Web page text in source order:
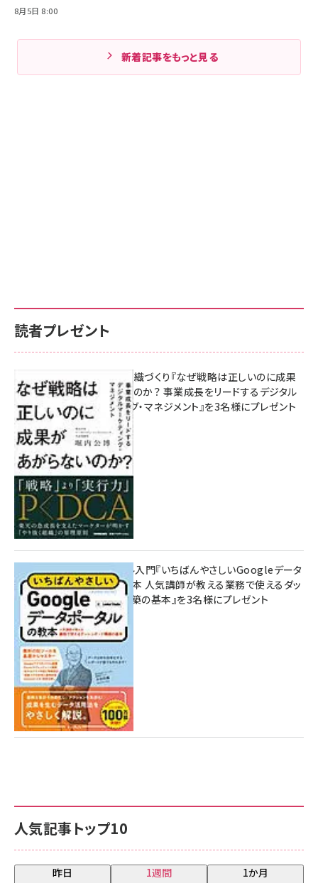
8月5日 8:00
新着記事をもっと見る
人気記事トップ10
昨日 1週間 1か月
読者プレゼント
成果を生む組織づくり『なぜ戦略は正しいのに成果
があがらないのか？ 事業成長をリードするデジタル
マーケティング・マネジメント』を3名様にプレゼント
8月7日 10:00
無料BIツール入門『いちばんやさしいGoogleデータ
ポータルの教本 人気講師が教える業務で使えるダッ
シュボード構築の基本』を3名様にプレゼント
7月31日 10:00